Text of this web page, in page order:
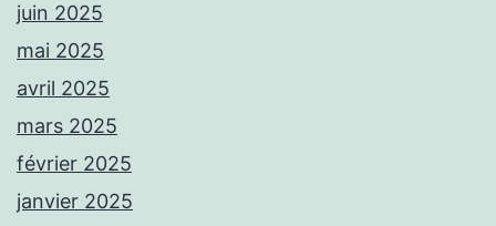
juin 2025
mai 2025
avril 2025
mars 2025
février 2025
janvier 2025